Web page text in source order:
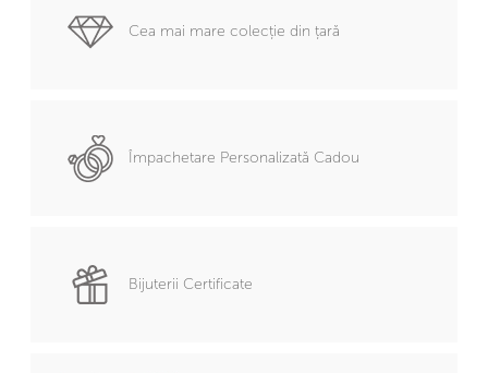
Cea mai mare colecție din țară
Împachetare Personalizată Cadou
Bijuterii Certificate